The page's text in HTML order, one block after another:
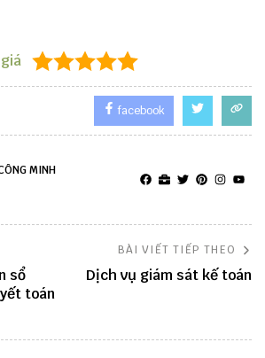
facebook
MINH
sổ
toán
BÀI VIẾT TIẾP THEO
Dịch vụ giám sát kế toán